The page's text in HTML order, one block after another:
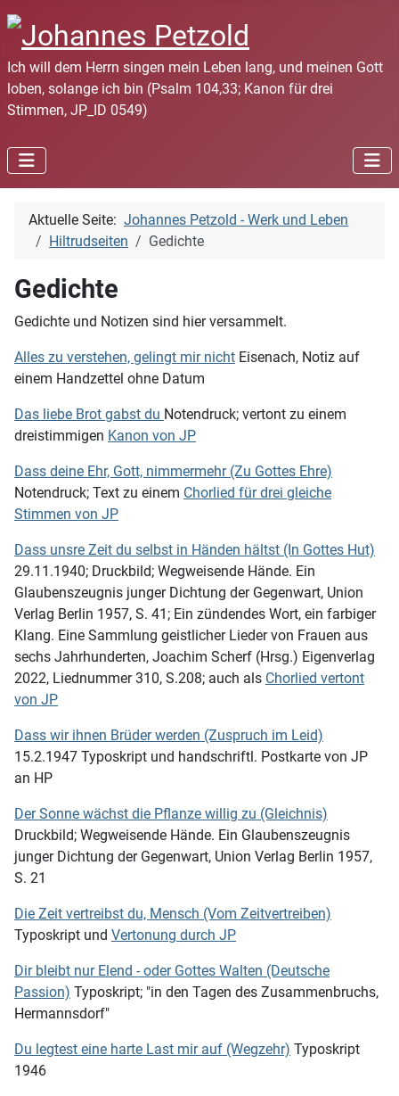
Ich will dem Herrn singen mein Leben lang, und meinen Gott
loben, solange ich bin (Psalm 104,33; Kanon für drei
Stimmen, JP_ID 0549)
Aktuelle Seite: Johannes Petzold - Werk und Leben
Hiltrudseiten
Gedichte
Gedichte
Gedichte und Notizen sind hier versammelt.
Alles zu verstehen, gelingt mir nicht Eisenach, Notiz auf
einem Handzettel ohne Datum
Das liebe Brot gabst du Notendruck; vertont zu einem
dreistimmigen Kanon von JP
Dass deine Ehr, Gott, nimmermehr (Zu Gottes Ehre)
Notendruck; Text zu einem Chorlied für drei gleiche
Stimmen von JP
Dass unsre Zeit du selbst in Händen hältst (In Gottes Hut)
29.11.1940; Druckbild; Wegweisende Hände. Ein
Glaubenszeugnis junger Dichtung der Gegenwart, Union
Verlag Berlin 1957, S. 41; Ein zündendes Wort, ein farbiger
Klang. Eine Sammlung geistlicher Lieder von Frauen aus
sechs Jahrhunderten, Joachim Scherf (Hrsg.) Eigenverlag
2022, Liednummer 310, S.208; auch als Chorlied vertont
von JP
Dass wir ihnen Brüder werden (Zuspruch im Leid)
15.2.1947 Typoskript und handschriftl. Postkarte von JP
an HP
Der Sonne wächst die Pflanze willig zu (Gleichnis)
Druckbild; Wegweisende Hände. Ein Glaubenszeugnis
junger Dichtung der Gegenwart, Union Verlag Berlin 1957,
S. 21
Die Zeit vertreibst du, Mensch (Vom Zeitvertreiben)
Typoskript und Vertonung durch JP
Dir bleibt nur Elend - oder Gottes Walten (Deutsche
Passion) Typoskript; "in den Tagen des Zusammenbruchs,
Hermannsdorf"
Du legtest eine harte Last mir auf (Wegzehr) Typoskript
1946